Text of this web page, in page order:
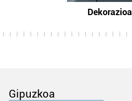
Dekorazioa
Gipuzkoa